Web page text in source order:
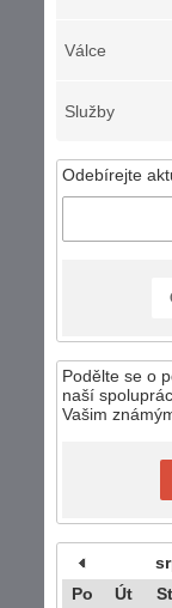
Válce
Služby
Odebírejte
Podělte se o
naší
Vašim
Po
Út St